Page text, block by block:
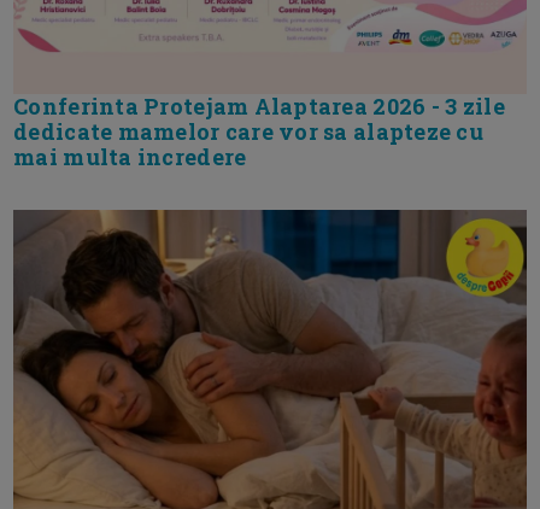
Conferinta Protejam Alaptarea 2026 - 3 zile
dedicate mamelor care vor sa alapteze cu
mai multa incredere